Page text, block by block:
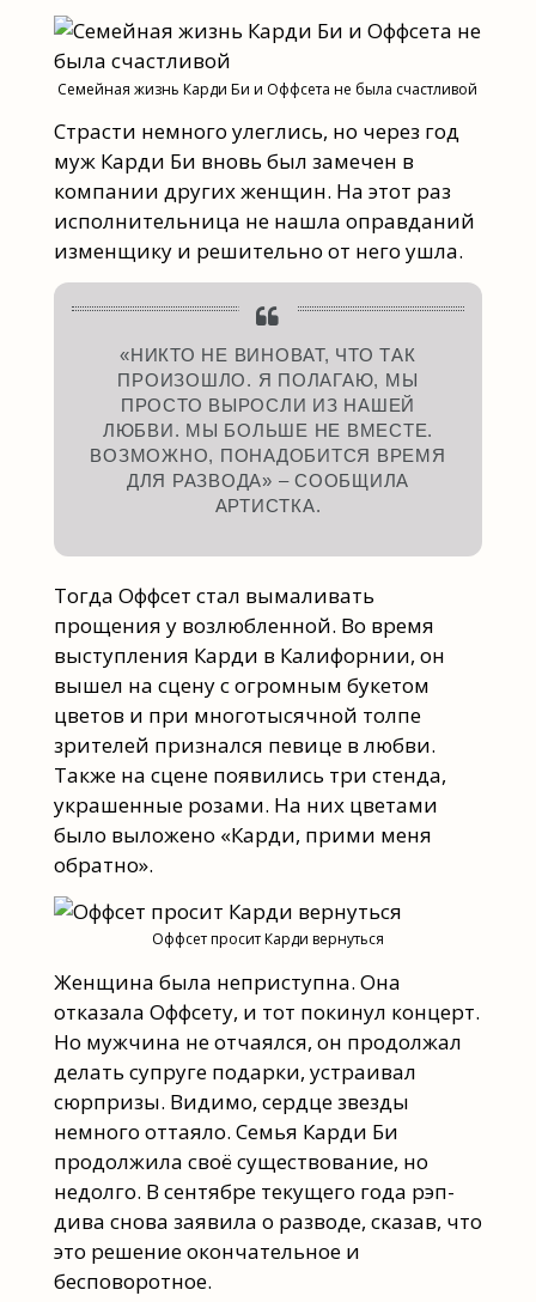
Семейная жизнь Карди Би и Оффсета не была счастливой
Страсти немного улеглись, но через год
муж Карди Би вновь был замечен в
компании других женщин. На этот раз
исполнительница не нашла оправданий
изменщику и решительно от него ушла.
«НИКТО НЕ ВИНОВАТ, ЧТО ТАК
ПРОИЗОШЛО. Я ПОЛАГАЮ, МЫ
ПРОСТО ВЫРОСЛИ ИЗ НАШЕЙ
ЛЮБВИ. МЫ БОЛЬШЕ НЕ ВМЕСТЕ.
ВОЗМОЖНО, ПОНАДОБИТСЯ ВРЕМЯ
ДЛЯ РАЗВОДА» – СООБЩИЛА
АРТИСТКА.
Тогда Оффсет стал вымаливать
прощения у возлюбленной. Во время
выступления Карди в Калифорнии, он
вышел на сцену с огромным букетом
цветов и при многотысячной толпе
зрителей признался певице в любви.
Также на сцене появились три стенда,
украшенные розами. На них цветами
было выложено «Карди, прими меня
обратно».
Оффсет просит Карди вернуться
Женщина была неприступна. Она
отказала Оффсету, и тот покинул концерт.
Но мужчина не отчаялся, он продолжал
делать супруге подарки, устраивал
сюрпризы. Видимо, сердце звезды
немного оттаяло. Семья Карди Би
продолжила своё существование, но
недолго. В сентябре текущего года рэп-
дива снова заявила о разводе, сказав, что
это решение окончательное и
бесповоротное.